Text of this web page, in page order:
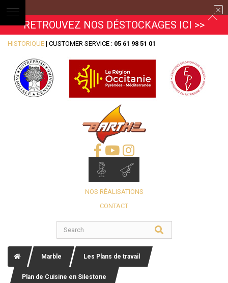
RETROUVEZ NOS DÉSTOCKAGES ICI >>
HISTORIQUE | CUSTOMER SERVICE : 05 61 98 51 01
NOS RÉALISATIONS
CONTACT
Marble Les Plans de travail
Plan de Cuisine en Silestone